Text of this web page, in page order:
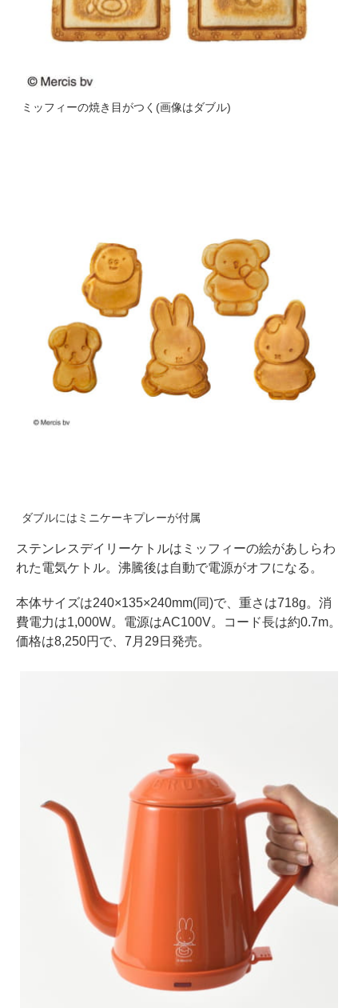
ミッフィーの焼き目がつく(画像はダブル)
ダブルにはミニケーキプレーが付属
ステンレスデイリーケトルはミッフィーの絵があしらわ
れた電気ケトル。沸騰後は自動で電源がオフになる。
本体サイズは240×135×240mm(同)で、重さは718g。消
費電力は1,000W。電源はAC100V。コード長は約0.7m。
価格は8,250円で、7月29日発売。